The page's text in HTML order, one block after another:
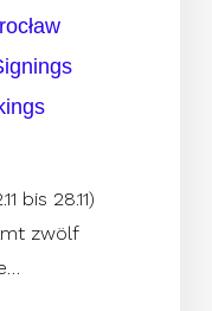
bis 28.11)
zwölf